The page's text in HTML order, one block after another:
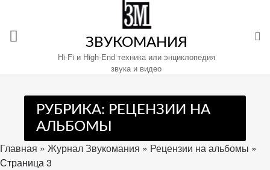
содержимому
ЗВУКОМАНИЯ
Hi-Fi и High-End техника или энциклопедия
звука и видео
РУБРИКА: РЕЦЕНЗИИ НА
АЛЬБОМЫ
Главная » Журнал Звукомания » Рецензии на альбомы »
Страница 3
Настройте
файлы
cookie
для
Звукомания.